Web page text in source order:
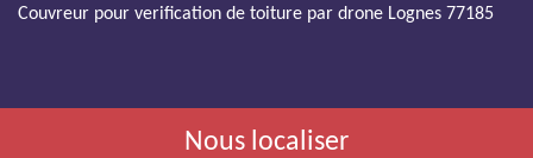
Couvreur pour verification de toiture par drone Lognes 77185
Nous localiser